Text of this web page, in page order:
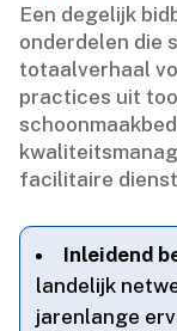
Een degelijk
onderdelen die
totaalverhaal
practices uit
facilitaire
Inleidend
landelijk
jarenlange